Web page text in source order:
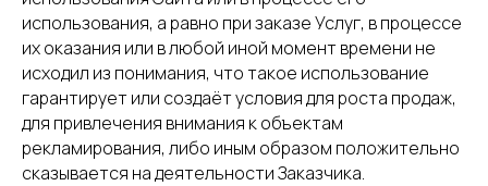
использования, а равно при заказе Услуг, в процессе
их оказания или в любой иной момент времени не
исходил из понимания, что такое использование
гарантирует или создаёт условия для роста продаж,
для привлечения внимания к объектам
рекламирования, либо иным образом положительно
сказывается на деятельности Заказчика.